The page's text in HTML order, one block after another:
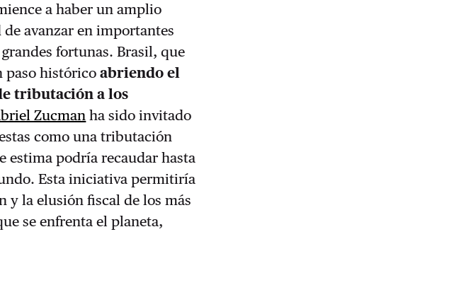
a haber un amplio
avanzar en importantes
fortunas. Brasil, que
paso históricoabriendo el
tributación a los
Zucman ha sido invitado
como una tributación
estima podría recaudar hasta
Esta iniciativa permitiría
y la elusión fiscal de los más
se enfrenta el planeta,